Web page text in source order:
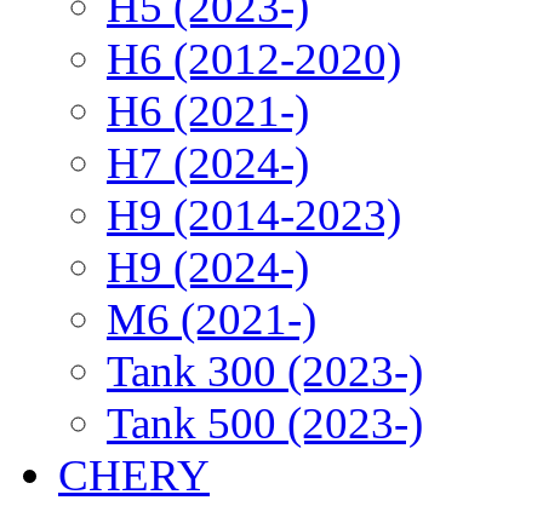
H6 (2012-2020)
H6 (2021-)
H7 (2024-)
H9 (2014-2023)
H9 (2024-)
M6 (2021-)
Tank 300 (2023-)
Tank 500 (2023-)
CHERY